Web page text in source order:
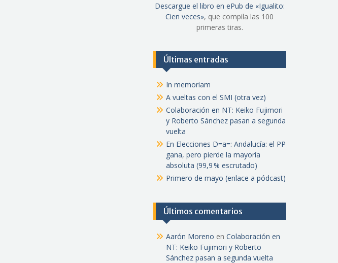
Descargue el libro en ePub de «Igualito:
Cien veces», que compila las 100
primeras tiras.
Últimas entradas
In memoriam
A vueltas con el SMI (otra vez)
Colaboración en NT: Keiko Fujimori
y Roberto Sánchez pasan a segunda
vuelta
En Elecciones D=a=: Andalucía: el PP
gana, pero pierde la mayoría
absoluta (99,9 % escrutado)
Primero de mayo (enlace a pódcast)
Últimos comentarios
Aarón Moreno en Colaboración en
NT: Keiko Fujimori y Roberto
Sánchez pasan a segunda vuelta